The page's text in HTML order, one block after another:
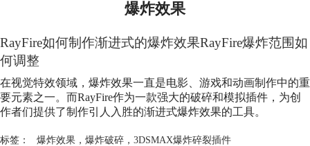
爆炸效果
RayFire如何制作渐进式的爆炸效果RayFire爆炸范围如
何调整
在视觉特效领域， 爆炸效果一直是电影、游戏和动画制作中的重
要元素之一。而RayFire作为一款强大的破碎和模拟插件，为创
作者们提供了制作引人入胜的渐进式爆炸效果的工具。
标签： 爆炸效果， 爆炸破碎， 3DSMAX爆炸碎裂插件